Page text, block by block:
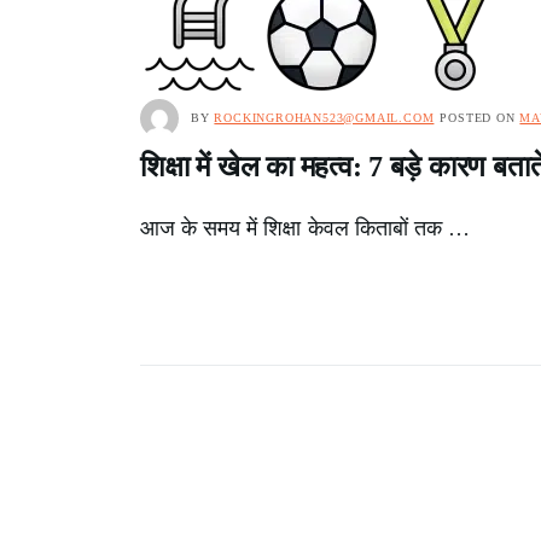
BYROCKINGROHAN523@GMAIL.COM POSTED ON
शिक्षा में खेल का महत्व: 7 बड़े कारण
आज के समय में शिक्षा केवल किताबों तक …